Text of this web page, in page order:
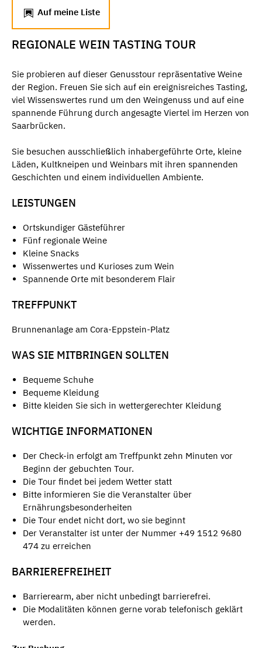
Auf meine Liste
REGIONALE WEIN TASTING TOUR
Sie probieren auf dieser Genusstour repräsentative Weine
der Region. Freuen Sie sich auf ein ereignisreiches Tasting,
viel Wissenswertes rund um den Weingenuss und auf eine
spannende Führung durch angesagte Viertel im Herzen von
Saarbrücken.
Sie besuchen ausschließlich inhabergeführte Orte, kleine
Läden, Kultkneipen und Weinbars mit ihren spannenden
Geschichten und einem individuellen Ambiente.
LEISTUNGEN
Ortskundiger Gästeführer
Fünf regionale Weine
Kleine Snacks
Wissenwertes und Kurioses zum Wein
Spannende Orte mit besonderem Flair
TREFFPUNKT
Brunnenanlage am Cora-Eppstein-Platz
WAS SIE MITBRINGEN SOLLTEN
Bequeme Schuhe
Bequeme Kleidung
Bitte kleiden Sie sich in wettergerechter Kleidung
WICHTIGE INFORMATIONEN
Der Check-in erfolgt am Treffpunkt zehn Minuten vor
Beginn der gebuchten Tour.
Die Tour findet bei jedem Wetter statt
Bitte informieren Sie die Veranstalter über
Ernährungsbesonderheiten
Die Tour endet nicht dort, wo sie beginnt
Der Veranstalter ist unter der Nummer +49 1512 9680
474 zu erreichen
BARRIEREFREIHEIT
Barrierearm, aber nicht unbedingt barrierefrei.
Die Modalitäten können gerne vorab telefonisch geklärt
werden.